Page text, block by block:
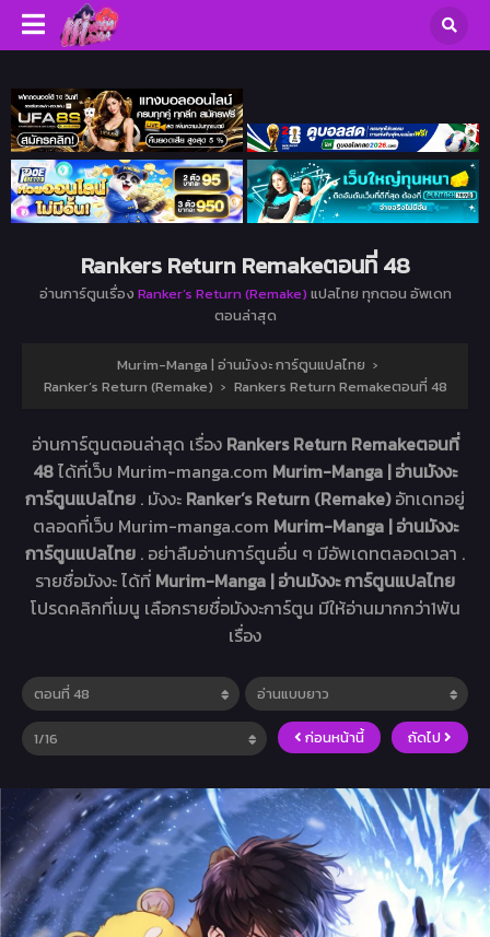
Rankers Return Remakeตอนที่ 48
อ่านการ์ตูนเรื่อง Ranker’s Return (Remake) แปลไทย ทุกตอน อัพเดท
ตอนล่าสุด
Murim-Manga | อ่านมังงะ การ์ตูนแปลไทย ›
Ranker’s Return (Remake) › Rankers Return Remakeตอนที่ 48
อ่านการ์ตูนตอนล่าสุด เรื่อง Rankers Return Remakeตอนที่
48ได้ที่เว็บ Murim-manga.com Murim-Manga | อ่านมังงะ
การ์ตูนแปลไทย . มังงะ Ranker’s Return (Remake)อัทเดทอยู่
ตลอดที่เว็บ Murim-manga.com Murim-Manga | อ่านมังงะ
การ์ตูนแปลไทย . อย่าลืมอ่านการ์ตูนอื่น ๆ มีอัพเดทตลอดเวลา .
รายชื่อมังงะ ได้ที่ Murim-Manga | อ่านมังงะ การ์ตูนแปลไทย
โปรดคลิกที่เมนู เลือกรายชื่อมังงะการ์ตูน มีให้อ่านมากกว่า1พัน
เรื่อง
ก่อนหน้านี้ ถัดไป